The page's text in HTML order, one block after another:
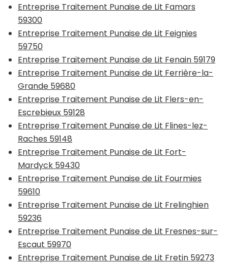
Entreprise Traitement Punaise de Lit Famars
59300
Entreprise Traitement Punaise de Lit Feignies
59750
Entreprise Traitement Punaise de Lit Fenain 59179
Entreprise Traitement Punaise de Lit Ferrière-la-
Grande 59680
Entreprise Traitement Punaise de Lit Flers-en-
Escrebieux 59128
Entreprise Traitement Punaise de Lit Flines-lez-
Raches 59148
Entreprise Traitement Punaise de Lit Fort-
Mardyck 59430
Entreprise Traitement Punaise de Lit Fourmies
59610
Entreprise Traitement Punaise de Lit Frelinghien
59236
Entreprise Traitement Punaise de Lit Fresnes-sur-
Escaut 59970
Entreprise Traitement Punaise de Lit Fretin 59273